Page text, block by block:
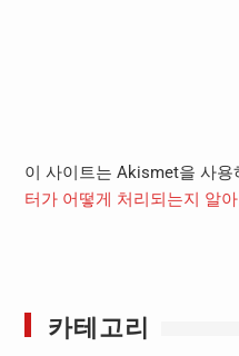
이 사이트는 Akismet을 사용
터가 어떻게 처리되는지 알
카테고리